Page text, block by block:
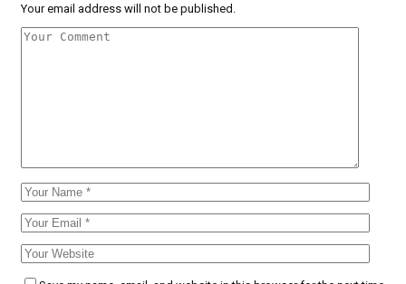
Your email address will not be published.